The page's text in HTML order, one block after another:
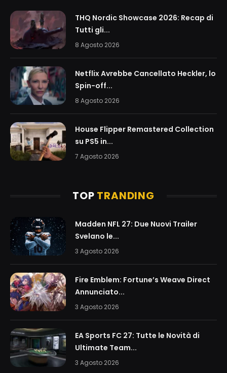
THQ Nordic Showcase 2026: Recap di
Tutti gli...
8 Agosto 2026
Netflix Avrebbe Cancellato Heckler, lo
Spin-off...
8 Agosto 2026
House Flipper Remastered Collection
su PS5 in...
7 Agosto 2026
TOP TRANDING
Madden NFL 27: Due Nuovi Trailer
Svelano le...
3 Agosto 2026
Fire Emblem: Fortune’s Weave Direct
Annunciato...
3 Agosto 2026
EA Sports FC 27: Tutte le Novità di
Ultimate Team...
3 Agosto 2026